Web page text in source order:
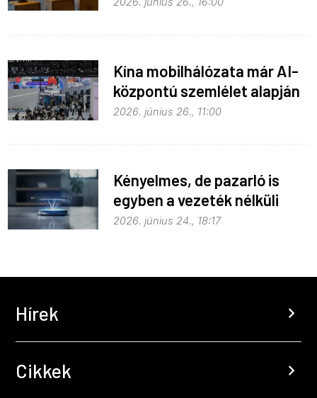
Kína mobilhálózata már AI-
központú szemlélet alapján
fejlődik
2026. június 26., 11:00
Kényelmes, de pazarló is
egyben a vezeték nélküli
töltés
2026. június 24., 18:17
Hírek chevron_right
Cikkek chevron_right